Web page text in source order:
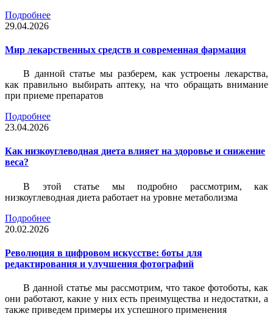
Подробнее
29.04.2026
Мир лекарственных средств и современная фармация
В данной статье мы разберем, как устроены лекарства,
как правильно выбирать аптеку, на что обращать внимание
при приеме препаратов
Подробнее
23.04.2026
Как низкоуглеводная диета влияет на здоровье и снижение
веса?
В этой статье мы подробно рассмотрим, как
низкоуглеводная диета работает на уровне метаболизма
Подробнее
20.02.2026
Революция в цифровом искусстве: боты для
редактирования и улучшения фотографий
В данной статье мы рассмотрим, что такое фотоботы, как
они работают, какие у них есть преимущества и недостатки, а
также приведем примеры их успешного применения